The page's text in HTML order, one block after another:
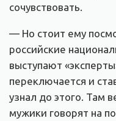
сочувствовать.
— Но стоит ему
российские
выступают
переключается и
узнал до этого. Там
мужики говорят на